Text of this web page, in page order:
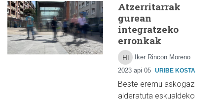
Atzerritarrak
gurean
integratzeko
erronkak
Iker Rincon Moreno
2023 api 05 URIBE KOSTA
Beste eremu askogaz
alderatuta eskualdeko